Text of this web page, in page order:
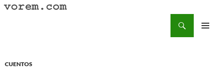
Saltar
CUENTOS